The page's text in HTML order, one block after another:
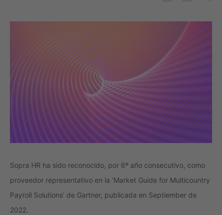
Sopra HR ha sido reconocido, por 6º año consecutivo, como
proveedor representativo en la ‘Market Guide for Multicountry
Payroll Solutions’ de Gartner, publicada en Septiember de
2022.